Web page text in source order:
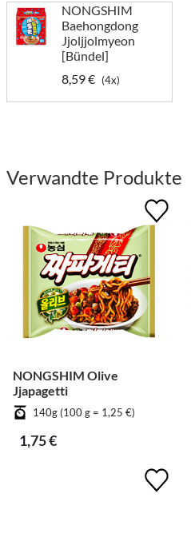
NONGSHIM
Baehongdong
Jjoljjolmyeon
[Bündel]
8,59 € (4x)
Verwandte Produkte
NONGSHIM Olive
Jjapagetti
140g (100 g = 1,25 €)
1,75 €